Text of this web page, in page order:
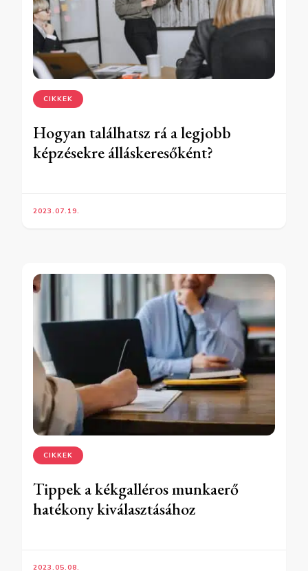
CIKKEK
Hogyan találhatsz rá a legjobb
képzésekre álláskeresőként?
2023.07.19.
CIKKEK
Tippek a kékgalléros munkaerő
hatékony kiválasztásához
2023.05.08.